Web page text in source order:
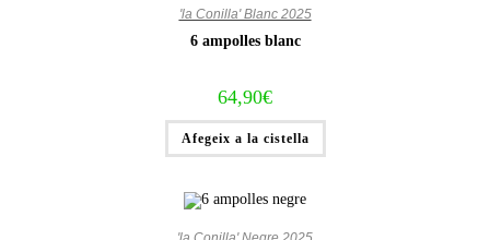
'la Conilla' Blanc 2025
6 ampolles blanc
64,90€
Afegeix a la cistella